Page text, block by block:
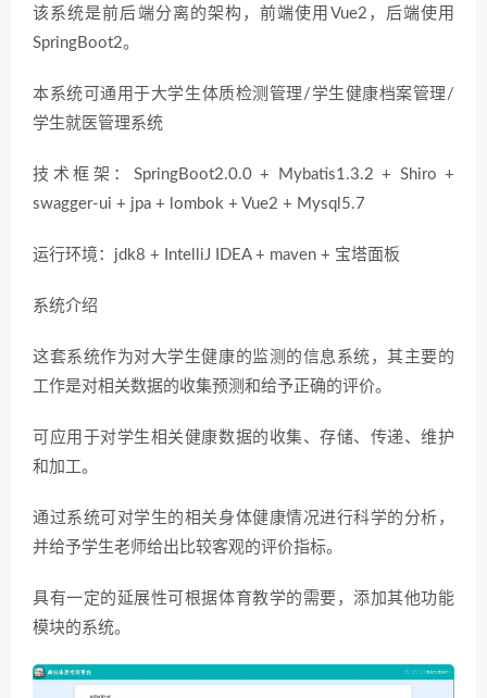
该系统是前后端分离的架构，前端使用Vue2，后端使用
SpringBoot2。
本系统可通用于大学生体质检测管理/学生健康档案管理/
学生就医管理系统
技术框架：SpringBoot2.0.0 + Mybatis1.3.2 + Shiro +
swagger-ui + jpa + lombok + Vue2 + Mysql5.7
运行环境：jdk8 + IntelliJ IDEA + maven + 宝塔面板
系统介绍
这套系统作为对大学生健康的监测的信息系统，其主要的
工作是对相关数据的收集预测和给予正确的评价。
可应用于对学生相关健康数据的收集、存储、传递、维护
和加工。
通过系统可对学生的相关身体健康情况进行科学的分析，
并给予学生老师给出比较客观的评价指标。
具有一定的延展性可根据体育教学的需要，添加其他功能
模块的系统。